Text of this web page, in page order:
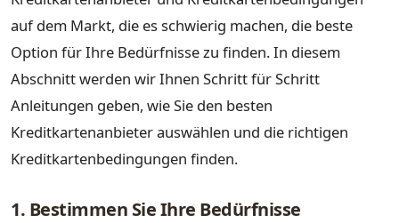
auf dem Markt, die es schwierig machen, die beste
Option für Ihre Bedürfnisse zu finden. In diesem
Abschnitt werden wir Ihnen Schritt für Schritt
Anleitungen geben, wie Sie den besten
Kreditkartenanbieter auswählen und die richtigen
Kreditkartenbedingungen finden.
1. Bestimmen Sie Ihre Bedürfnisse